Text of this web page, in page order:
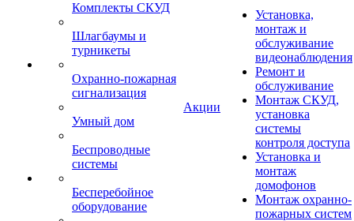
Комплекты СКУД
Шлагбаумы и
турникеты
Охранно-пожарная
сигнализация
Умный дом
Беспроводные
системы
Бесперебойное
оборудование
Акции
Установка,
монтаж и
обслуживание
видеонаблюдения
Ремонт и
обслуживание
Монтаж СКУД,
установка
системы
контроля доступа
Установка и
монтаж
домофонов
Монтаж охранно-
пожарных систем